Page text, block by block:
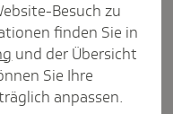
gelten für
Besuch zu
finden Sie in
und der Übersicht
Sie Ihre
anpassen.